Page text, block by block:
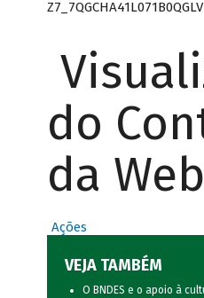
do
da Web
Ações
VEJA TAMBÉM
O BNDES e o apoio à